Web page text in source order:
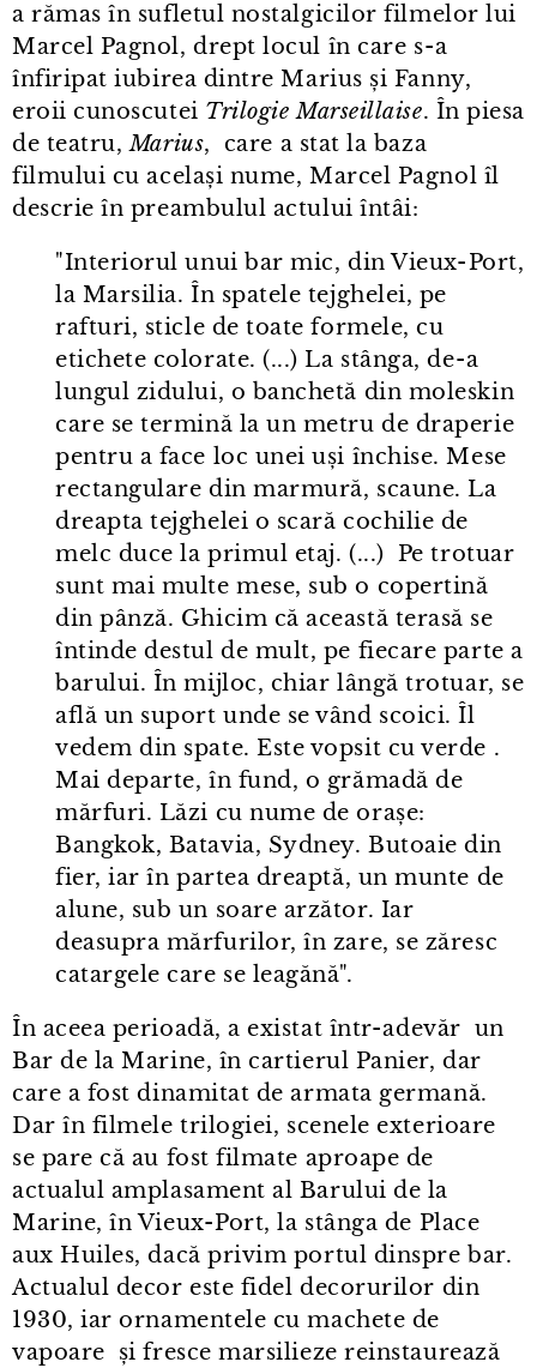
a rămas în sufletul nostalgicilor filmelor lui
Marcel Pagnol, drept locul în care s⁠-⁠a
înfiripat iubirea dintre Marius și Fanny,
eroii cunoscutei Trilogie Marseillaise. În piesa
de teatru,Marius, care a stat la baza
filmului cu același nume, Marcel Pagnol îl
descrie în preambulul actului întâi:
"Interiorul unui bar mic, din Vieux⁠-⁠Port,
la Marsilia. În spatele tejghelei, pe
rafturi, sticle de toate formele, cu
etichete colorate. (...) La stânga, de⁠-⁠a
lungul zidului, o banchetă din moleskin
care se termină la un metru de draperie
pentru a face loc unei uși închise. Mese
rectangulare din marmură, scaune. La
dreapta tejghelei o scară cochilie de
melc duce la primul etaj. (...) Pe trotuar
sunt mai multe mese, sub o copertină
din pânză. Ghicim că această terasă se
întinde destul de mult, pe fiecare parte a
barului. În mijloc, chiar lângă trotuar, se
află un suport unde se vând scoici. Îl
vedem din spate. Este vopsit cu verde .
Mai departe, în fund, o grămadă de
mărfuri. Lăzi cu nume de orașe:
Bangkok, Batavia, Sydney. Butoaie din
fier, iar în partea dreaptă, un munte de
alune, sub un soare arzător. Iar
deasupra mărfurilor, în zare, se zăresc
catargele care se leagănă".
În aceea perioadă, a existat într⁠-⁠adevăr un
Bar de la Marine, în cartierul Panier, dar
care a fost dinamitat de armata germană.
Dar în filmele trilogiei, scenele exterioare
se pare că au fost filmate aproape de
actualul amplasament al Barului de la
Marine, în Vieux⁠-⁠Port, la stânga de Place
aux Huiles, dacă privim portul dinspre bar.
Actualul decor este fidel decorurilor din
1930, iar ornamentele cu machete de
vapoare și fresce marsilieze reinstaurează